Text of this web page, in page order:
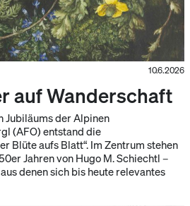
10.6.2026
auf Wanderschaft
Jubiläums der Alpinen
(AFO) entstand die
Blüte aufs Blatt“. Im Zentrum stehen
Jahren von Hugo M. Schiechtl –
denen sich bis heute relevantes